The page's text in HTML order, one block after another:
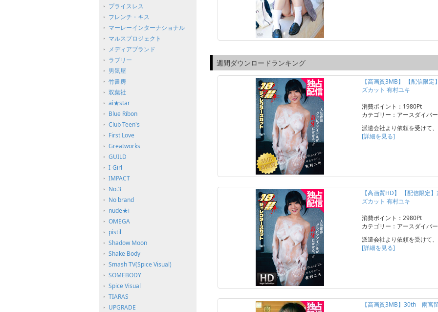
プライスレス
フレンチ・キス
マーレーインターナショナル
マルスプロジェクト
メディアブランド
ラブリー
男気屋
竹書房
双葉社
ai★star
Blue Ribon
Club Teen's
First Love
Greatworks
GUILD
I-Girl
IMPACT
No.3
No brand
nude★i
OMEGA
pistil
Shadow Moon
Shake Body
Smash TV(Spice Visual)
SOMEBODY
Spice Visual
TIARAS
UPGRADE
週間ダウンロードランキング
【高画質3MB】 【配信限
ズカット 有村ユキ
消費ポイント：1980Pt
カテゴリー：アースダイバー
派遣会社より依頼を受けて
[詳細を見る]
【高画質HD】 【配信限定
ズカット 有村ユキ
消費ポイント：2980Pt
カテゴリー：アースダイバー
派遣会社より依頼を受けて
[詳細を見る]
【高画質3MB】30th 雨宮